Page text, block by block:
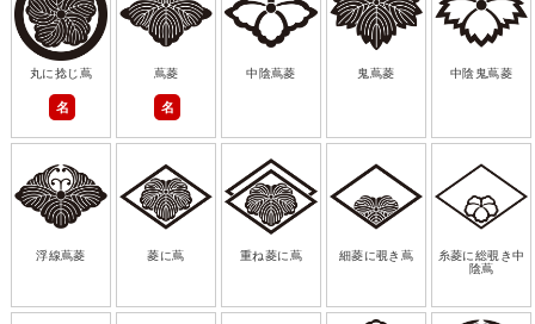
丸に捻じ蔦
名
蔦菱
名
中陰蔦菱 鬼蔦菱 中陰鬼蔦菱
浮線蔦菱 菱に蔦 重ね菱に蔦 細菱に覗き蔦
糸菱に総覗き中
陰蔦